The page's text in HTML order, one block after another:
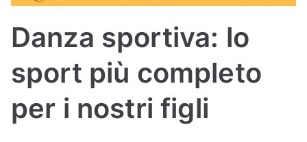
uol
Danza sportiva: lo
sport più completo
per i nostri figli